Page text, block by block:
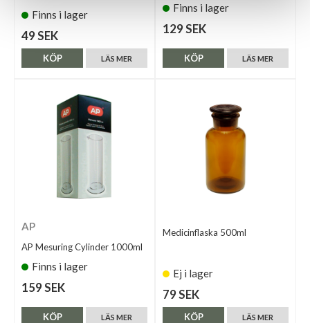
Finns i lager
49 SEK
LÄS MER
KÖP
Finns i lager
129 SEK
LÄS MER
KÖP
AP
AP Mesuring Cylinder 1000ml
Finns i lager
159 SEK
LÄS MER
KÖP
Medicinflaska 500ml
Ej i lager
79 SEK
LÄS MER
KÖP